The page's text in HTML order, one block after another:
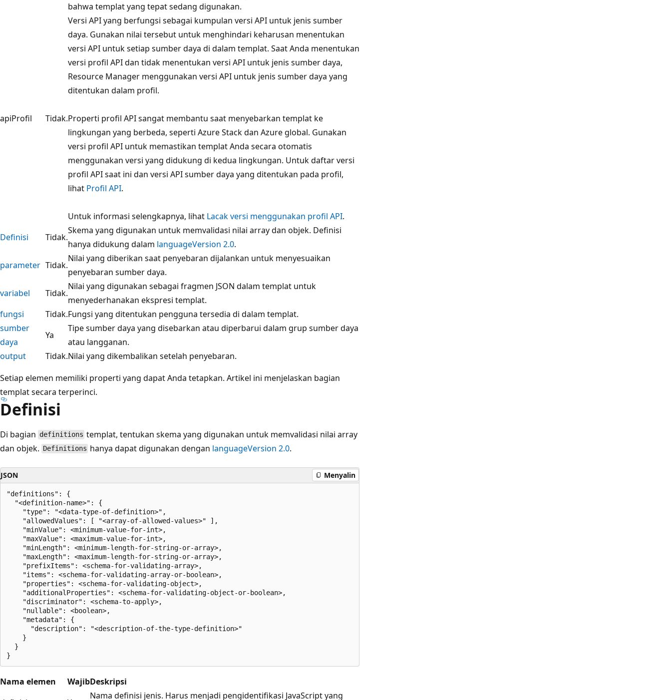
bahwa templat yang tepat sedang digunakan.
apiProfil Tidak.
Versi API yang berfungsi sebagai kumpulan versi API untuk jenis sumber
daya. Gunakan nilai tersebut untuk menghindari keharusan menentukan
versi API untuk setiap sumber daya di dalam templat. Saat Anda menentukan
versi profil API dan tidak menentukan versi API untuk jenis sumber daya,
Resource Manager menggunakan versi API untuk jenis sumber daya yang
ditentukan dalam profil.
Properti profil API sangat membantu saat menyebarkan templat ke
lingkungan yang berbeda, seperti Azure Stack dan Azure global. Gunakan
versi profil API untuk memastikan templat Anda secara otomatis
menggunakan versi yang didukung di kedua lingkungan. Untuk daftar versi
profil API saat ini dan versi API sumber daya yang ditentukan pada profil,
lihat Profil API.
Untuk informasi selengkapnya, lihat Lacak versi menggunakan profil API.
Definisi
Tidak.
Skema yang digunakan untuk memvalidasi nilai array dan objek. Definisi
hanya didukung dalam languageVersion 2.0.
parameter Tidak.
Nilai yang diberikan saat penyebaran dijalankan untuk menyesuaikan
penyebaran sumber daya.
variabel
Tidak.
Nilai yang digunakan sebagai fragmen JSON dalam templat untuk
menyederhanakan ekspresi templat.
fungsi
Tidak.Fungsi yang ditentukan pengguna tersedia di dalam templat.
sumber
daya
Ya
Tipe sumber daya yang disebarkan atau diperbarui dalam grup sumber daya
atau langganan.
output
Tidak.Nilai yang dikembalikan setelah penyebaran.
Setiap elemen memiliki properti yang dapat Anda tetapkan. Artikel ini menjelaskan bagian
templat secara terperinci.
Definisi
Di bagian definitions templat, tentukan skema yang digunakan untuk memvalidasi nilai array
dan objek. Definitions hanya dapat digunakan dengan languageVersion 2.0.
JSON Menyalin
"definitions": {
  "<definition-name>": {
    "type": "<data-type-of-definition>",
    "allowedValues": [ "<array-of-allowed-values>" ],
    "minValue": <minimum-value-for-int>,
    "maxValue": <maximum-value-for-int>,
    "minLength": <minimum-length-for-string-or-array>,
    "maxLength": <maximum-length-for-string-or-array>,
    "prefixItems": <schema-for-validating-array>,
    "items": <schema-for-validating-array-or-boolean>,
    "properties": <schema-for-validating-object>,
    "additionalProperties": <schema-for-validating-object-or-boolean>,
    "discriminator": <schema-to-apply>,
    "nullable": <boolean>,
    "metadata": {
      "description": "<description-of-the-type-definition>"
    }
  }
Nama elemen WajibDeskripsi
Nama definisi jenis. Harus menjadi pengidentifikasi JavaScript yang